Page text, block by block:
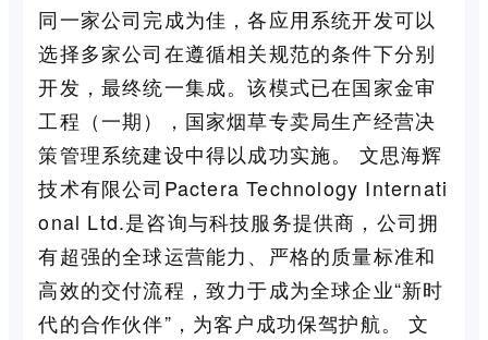
同一家公司完成为佳，各应用系统开发可以
选择多家公司在遵循相关规范的条件下分别
开发，最终统一集成。该模式已在国家金审
工程（一期），国家烟草专卖局生产经营决
策管理系统建设中得以成功实施。 文思海辉
技术有限公司Pactera Technology Internati
onal Ltd.是咨询与科技服务提供商，公司拥
有超强的全球运营能力、严格的质量标准和
高效的交付流程，致力于成为全球企业“新时
代的合作伙伴”，为客户成功保驾护航。 文